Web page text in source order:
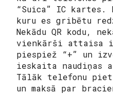
“Suica” IC
kuru es gribētu
Nekādu QR kodu,
vienkārši attaisa
piespiež “+” un
ieskaita naudiņas
Tālāk telefonu
un maksā par